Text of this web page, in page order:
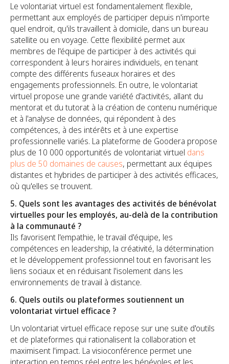
Le volontariat virtuel est fondamentalement flexible,
permettant aux employés de participer depuis n'importe
quel endroit, qu'ils travaillent à domicile, dans un bureau
satellite ou en voyage. Cette flexibilité permet aux
membres de l'équipe de participer à des activités qui
correspondent à leurs horaires individuels, en tenant
compte des différents fuseaux horaires et des
engagements professionnels. En outre, le volontariat
virtuel propose une grande variété d'activités, allant du
mentorat et du tutorat à la création de contenu numérique
et à l'analyse de données, qui répondent à des
compétences, à des intérêts et à une expertise
professionnelle variés. La plateforme de Goodera propose
plus de 10 000 opportunités de volontariat virtuel dans
plus de 50 domaines de causes, permettant aux équipes
distantes et hybrides de participer à des activités efficaces,
où qu'elles se trouvent.
5. Quels sont les avantages des activités de bénévolat
virtuelles pour les employés, au-delà de la contribution
à la communauté ?
Ils favorisent l'empathie, le travail d'équipe, les
compétences en leadership, la créativité, la détermination
et le développement professionnel tout en favorisant les
liens sociaux et en réduisant l'isolement dans les
environnements de travail à distance.
6. Quels outils ou plateformes soutiennent un
volontariat virtuel efficace ?
Un volontariat virtuel efficace repose sur une suite d'outils
et de plateformes qui rationalisent la collaboration et
maximisent l'impact. La visioconférence permet une